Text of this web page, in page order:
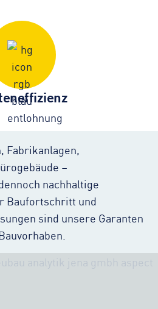
Fabrikanlagen,
–
nachhaltige
Baufortschritt und
sind unsere Garanten